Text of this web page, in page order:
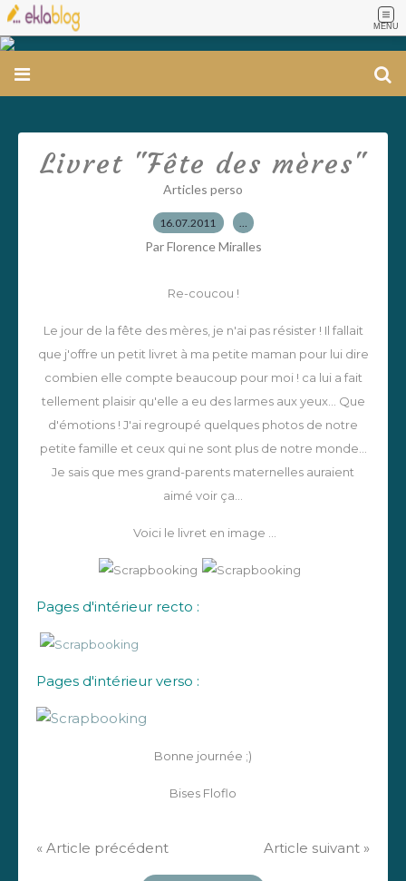
MENU
Livret "Fête des mères"
Articles perso
16.07.2011 …
Par Florence Miralles
Re-coucou !
Le jour de la fête des mères, je n'ai pas résister ! Il fallait
que j'offre un petit livret à ma petite maman pour lui dire
combien elle compte beaucoup pour moi ! ca lui a fait
tellement plaisir qu'elle a eu des larmes aux yeux... Que
d'émotions ! J'ai regroupé quelques photos de notre
petite famille et ceux qui ne sont plus de notre monde...
Je sais que mes grand-parents maternelles auraient
aimé voir ça...
Voici le livret en image ...
Pages d'intérieur recto :
Pages d'intérieur verso :
Bonne journée ;)
Bises Floflo
« Article précédent Article suivant »